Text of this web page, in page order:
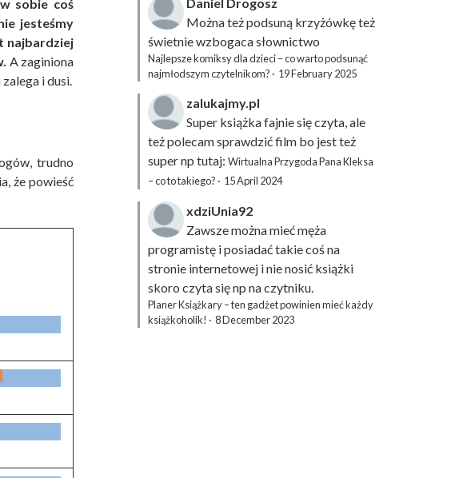
sobie coś
jesteśmy
najbardziej
A zaginiona
i dusi.
trudno
że powieść
Można też podsuną krzyżówkęteż
świetnie wzbogaca słownictwo
Najlepsze komiksy dla dzieci – co warto podsunąć
najmłodszym czytelnikom? · 19 February 2025
zalukajmy.pl
Super książka fajnie się czyta, ale
też polecam sprawdzić film bo jest też
super np tutaj: Wirtualna Przygoda Pana Kleksa
– co to takiego? · 15 April 2024
xdziUnia92
Zawsze można mieć męża
programistę i posiadać takie coś na
stronie internetowej i nie nosić książki
skoro czyta się np na czytniku.
Planer Książkary – ten gadżet powinien mieć każdy
książkoholik! · 8 December 2023